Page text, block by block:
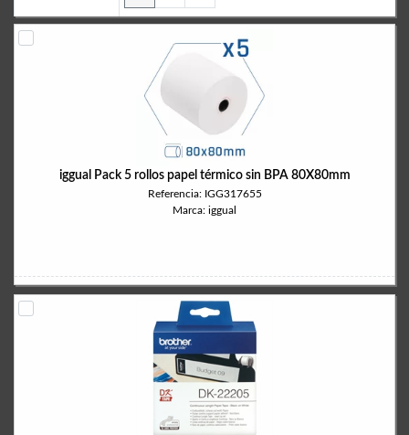
iggual Pack 5 rollos papel térmico sin BPA 80X80mm
Referencia: IGG317655
Marca: iggual